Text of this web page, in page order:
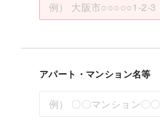
アパート・マンション名等